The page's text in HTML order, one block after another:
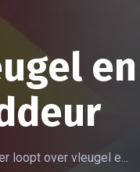
loopt over vleugel e...